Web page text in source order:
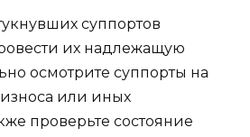
суппортов
их надлежащую
осмотрите суппорты на
или иных
проверьте состояние